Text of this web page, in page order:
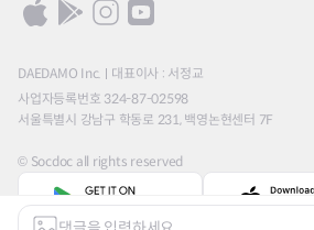
DAEDAMO Inc.
대표이사 : 서정교
사업자등록번호 324-87-02598
서울특별시 강남구 학동로 231, 백영논현센터 7F
© Socdoc all rights reserved